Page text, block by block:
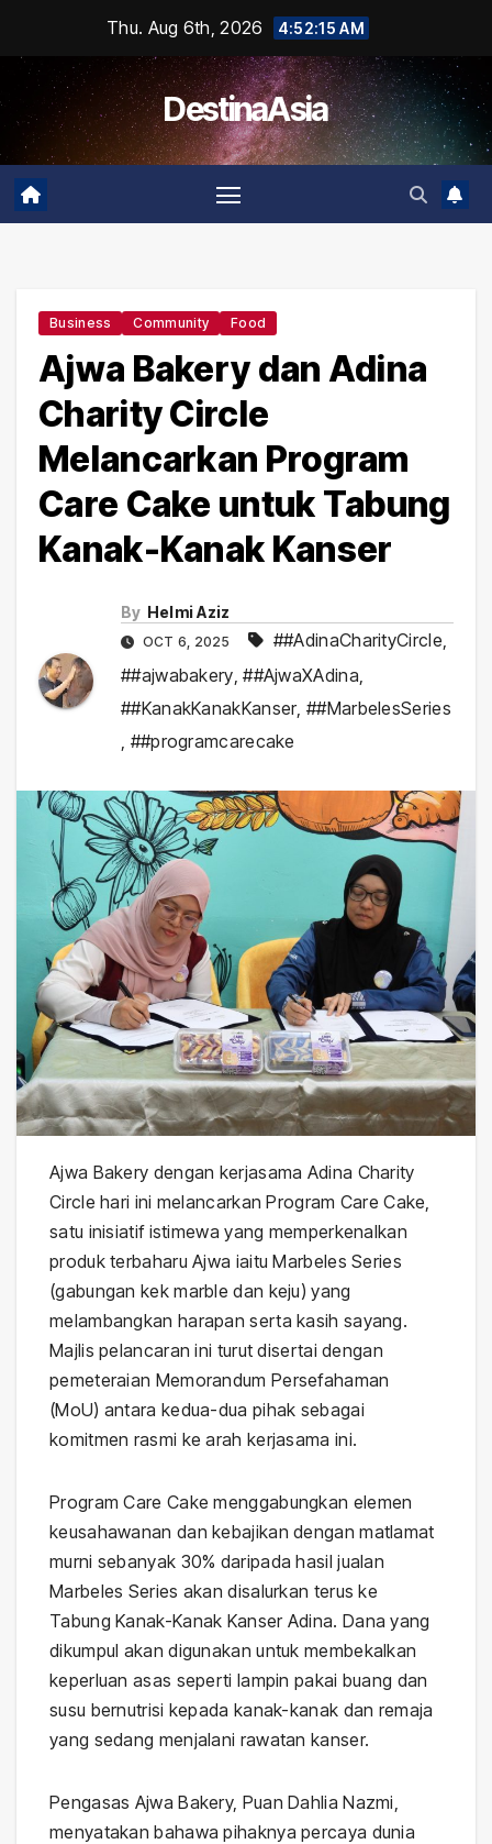
content
Thu. Aug 6th, 2026 4:52:16 AM
DestinaAsia
Business Community Food
Ajwa Bakery dan Adina
Charity Circle
Melancarkan Program
Care Cake untuk Tabung
Kanak-Kanak Kanser
By Helmi Aziz
OCT 6, 2025 ##AdinaCharityCircle,
##ajwabakery,##AjwaXAdina,
##KanakKanakKanser,##MarbelesSeries
, ##programcarecake
Ajwa Bakery dengan kerjasama Adina Charity
Circle hari ini melancarkan Program Care Cake,
satu inisiatif istimewa yang memperkenalkan
produk terbaharu Ajwa iaitu Marbeles Series
(gabungan kek marble dan keju) yang
melambangkan harapan serta kasih sayang.
Majlis pelancaran ini turut disertai dengan
pemeteraian Memorandum Persefahaman
(MoU) antara kedua-dua pihak sebagai
komitmen rasmi ke arah kerjasama ini.
Program Care Cake menggabungkan elemen
keusahawanan dan kebajikan dengan matlamat
murni sebanyak 30% daripada hasil jualan
Marbeles Series akan disalurkan terus ke
Tabung Kanak-Kanak Kanser Adina. Dana yang
dikumpul akan digunakan untuk membekalkan
keperluan asas seperti lampin pakai buang dan
susu bernutrisi kepada kanak-kanak dan remaja
yang sedang menjalani rawatan kanser.
Pengasas Ajwa Bakery, Puan Dahlia Nazmi,
menyatakan bahawa pihaknya percaya dunia